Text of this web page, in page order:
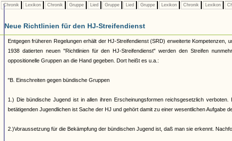
Chronik Lexikon Chronik Gruppe Lied Gruppe Lied Gruppe Lexikon Chronik Lexikon
Neue Richtlinien für den HJ-Streifendienst
Entgegen früheren Regelungen erhält der HJ-Streifendienst (SRD) erweiterte
1938 datierten neuen "Richtlinien für den HJ-Streifendienst" werden den Streifen
oppositionelle Gruppen an die Hand gegeben. Dort heißt es u.a.:
"B. Einschreiten gegen bündische Gruppen
1.) Die bündische Jugend ist in allen ihren Erscheinungsformen reichsgesetzlich
betätigenden Jugendlichen ist Sache der HJ und gehört damit zu einer wesentlichen Aufgabe
2.)Voraussetzung für die Bekämpfung der bündischen Jugend ist, daß man sie erkennt.